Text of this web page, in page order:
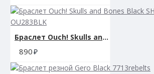
Браслет Ouch! Skulls and Bones Black SH-OU283BLK
890